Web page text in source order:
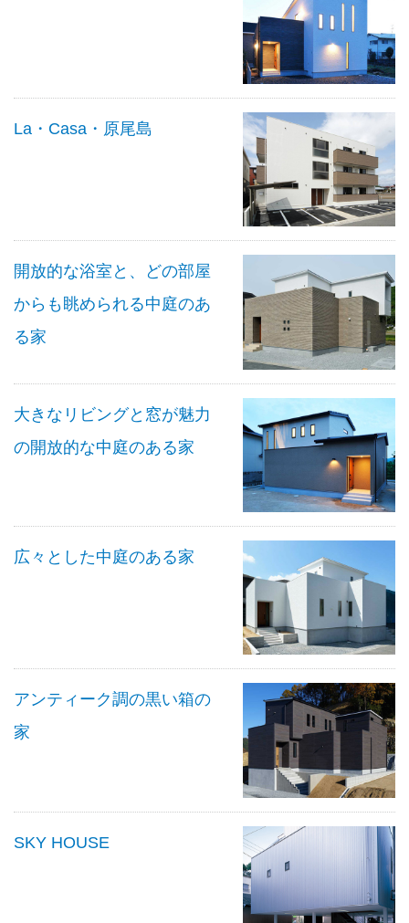
La・Casa・原尾島
開放的な浴室と、どの部屋
からも眺められる中庭のあ
る家
大きなリビングと窓が魅力
の開放的な中庭のある家
広々とした中庭のある家
アンティーク調の黒い箱の
家
SKY HOUSE